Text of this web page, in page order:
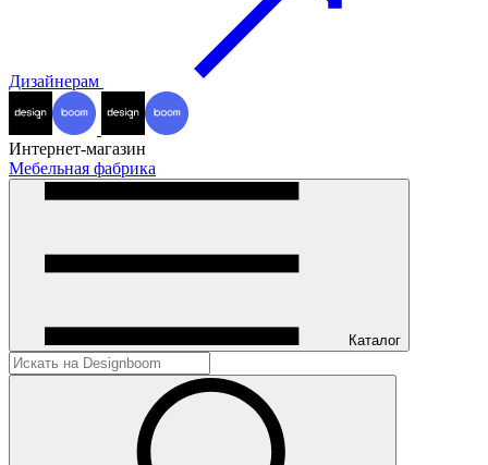
Дизайнерам
Интернет-магазин
Мебельная фабрика
Каталог